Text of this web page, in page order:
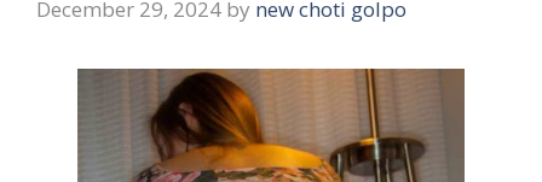
December 29, 2024 by new choti golpo